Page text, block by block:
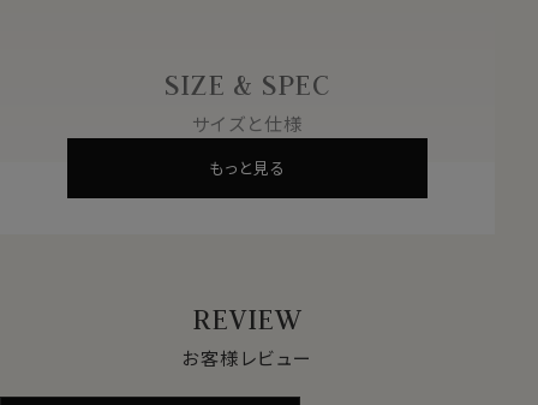
トン・サスペンダー。
ALBERT THURSTON アルバートサーストンは1820年
に英国ロンドンにて創業。
一貫して熟練の職人のハンドメイドで生産し続けている
老舗中の老舗で、英国紳士のためのブレイシス、ベルトを
ALBERT THURSTON アルバートサーストンの製品は、
SIZE & SPEC
サイズと仕様
もっと見る
REVIEW
お客様レビュー